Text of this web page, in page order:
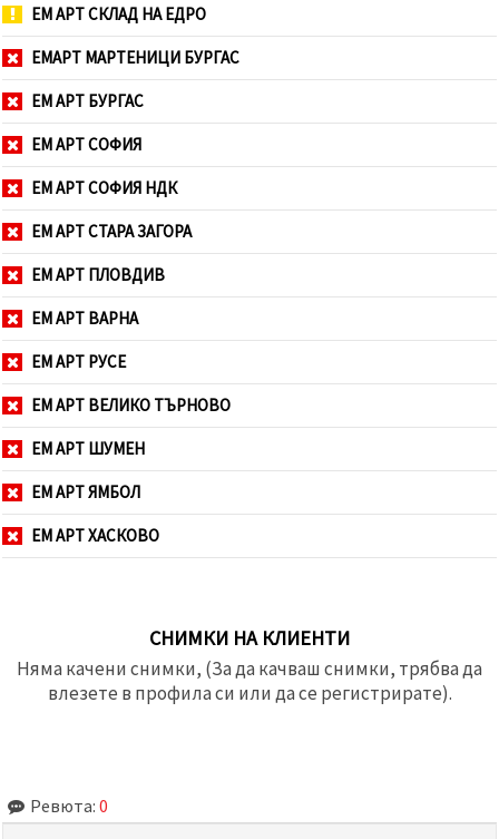
ЕМ АРТ СКЛАД НА ЕДРО
ЕМАРТ МАРТЕНИЦИ БУРГАС
ЕМ АРТ БУРГАС
ЕМ АРТ СОФИЯ
ЕМ АРТ СОФИЯ НДК
ЕМ АРТ СТАРА ЗАГОРА
ЕМ АРТ ПЛОВДИВ
ЕМ АРТ ВАРНА
ЕМ АРТ РУСЕ
ЕМ АРТ ВЕЛИКО ТЪРНОВО
ЕМ АРТ ШУМЕН
ЕМ АРТ ЯМБОЛ
ЕМ АРТ ХАСКОВО
СНИМКИ НА КЛИЕНТИ
Няма качени снимки, (За да качваш снимки, трябва да
влезете в профила си или да се регистрирате).
Ревюта: 0